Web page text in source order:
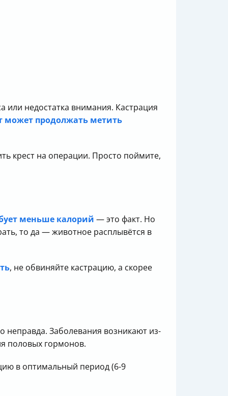
или недостатка внимания. Кастрация
может продолжать метить
крест на операции. Просто поймите,
меньше калорий — это факт. Но
то да — животное расплывётся в
, не обвиняйте кастрацию, а скорее
Заболевания возникают из-
половых гормонов.
в оптимальный период (6-9